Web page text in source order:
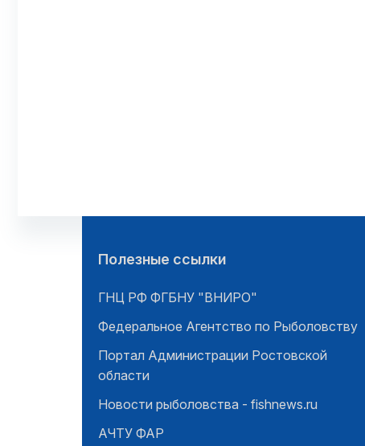
Полезные ссылки
ГНЦ РФ ФГБНУ "ВНИРО"
Федеральное Агентство по Рыболовству
Портал Администрации Ростовской
области
Новости рыболовства - fishnews.ru
АЧТУ ФАР